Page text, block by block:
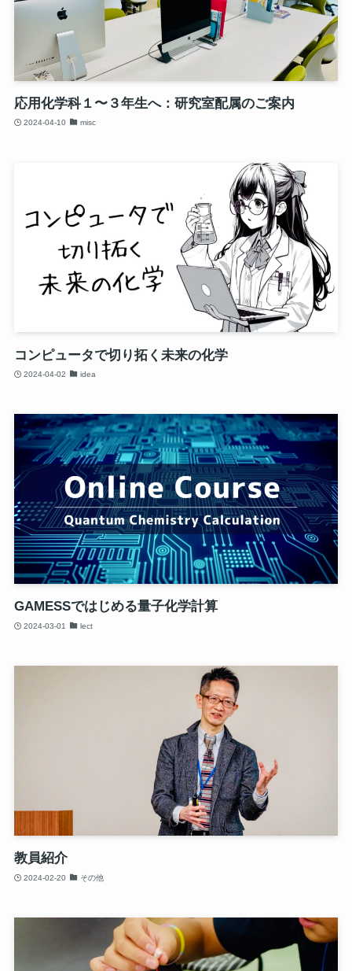
応用化学科１〜３年生へ：研究室配属のご案内
2024-04-10 misc
コンピュータで切り拓く未来の化学
2024-04-02 idea
GAMESSではじめる量子化学計算
2024-03-01 lect
教員紹介
2024-02-20 その他